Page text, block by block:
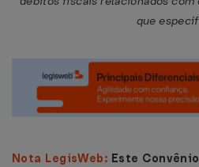
que
Nota LegisWeb: Este